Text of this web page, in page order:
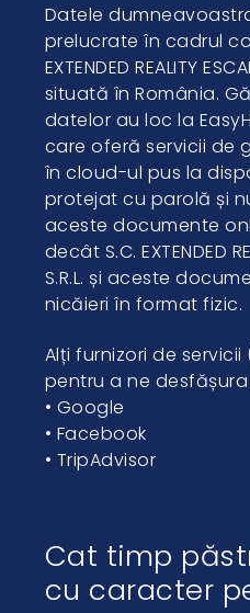
Datele
prelucrate în cadrul
EXTENDED REALITY
situată în România.
datelor au loc la
care oferă servicii de
în cloud-ul pus la
protejat cu parolă și
aceste documente
decât S.C. EXTENDED
S.R.L. și aceste
nicăieri în format fizic.
Alți furnizori de
pentru a ne
• Google
• Facebook
• TripAdvisor
Cat timp
cu caracter